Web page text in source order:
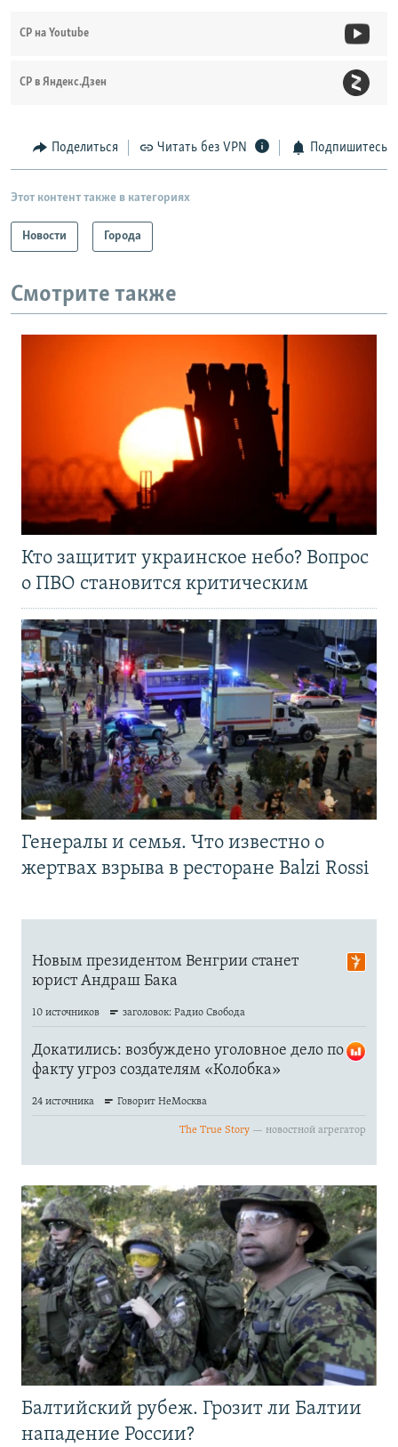
СР на Youtube
СР в Яндекс.Дзен
Поделиться Читать без VPN Подпишитесь
Этот контент также в категориях
Новости Города
Смотрите также
Кто защитит украинское небо? Вопрос
о ПВО становится критическим
Генералы и семья. Что известно о
жертвах взрыва в ресторане Balzi Rossi
Балтийский рубеж. Грозит ли Балтии
нападение России?